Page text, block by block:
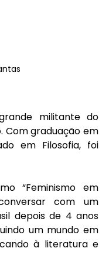
Com graduação em
em Filosofia, foi
com um
depois de 4 anos
um mundo em
à literatura e